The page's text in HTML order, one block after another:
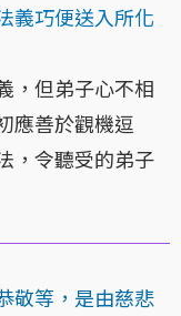
義巧便送入所化
但弟子心不相
應善於觀機逗
，令聽受的弟子
敬等，是由慈悲